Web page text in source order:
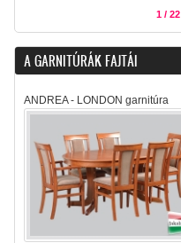
1 / 22
A GARNITÚRÁK FAJTÁI
ANDREA - LONDON garnitúra